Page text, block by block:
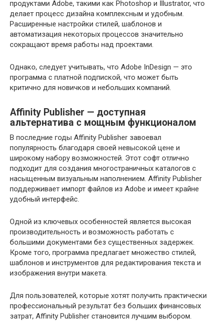
продуктами Adobe, такими как Photoshop и Illustrator, что
делает процесс дизайна комплексным и удобным.
Расширенные настройки стилей, шаблонов и
автоматизация некоторых процессов значительно
сокращают время работы над проектами.
Однако, следует учитывать, что Adobe InDesign — это
программа с платной подпиской, что может быть
критично для новичков и небольших компаний.
Affinity Publisher — доступная
альтернатива с мощным функционалом
В последние годы Affinity Publisher завоевал
популярность благодаря своей невысокой цене и
широкому набору возможностей. Этот софт отлично
подходит для создания многостраничных каталогов с
насыщенным визуальным наполнением. Affinity Publisher
поддерживает импорт файлов из Adobe и имеет крайне
удобный интерфейс.
Одной из ключевых особенностей является высокая
производительность и возможность работать с
большими документами без существенных задержек.
Кроме того, программа предлагает множество стилей,
шаблонов и инструментов для редактирования текста и
изображения внутри макета.
Для пользователей, которые хотят получить практически
профессиональный результат без больших финансовых
затрат, Affinity Publisher становится лучшим выбором.